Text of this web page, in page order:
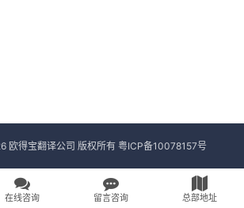
欧得宝翻译公司 版权所有 粤ICP备10078157号
在线咨询 留言咨询 总部地址